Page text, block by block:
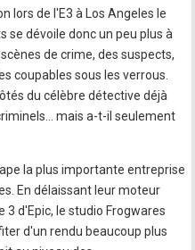
lors de l'E3 à Los Angeles le
se dévoile donc un peu plus à
de crime, des suspects,
coupables sous les verrous.
du célèbre détective déjà
mais a-t-il seulement
la plus importante entreprise
En délaissant leur moteur
3 d'Epic, le studio Frogwares
d'un rendu beaucoup plus